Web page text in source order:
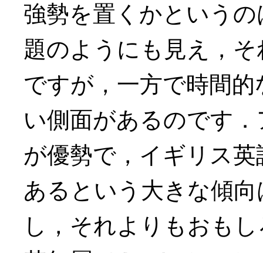
強勢を置くかという
題のようにも見え，
ですが，一方で時間
い側面があるのです
が優勢で，イギリス
あるという大きな傾
し，それよりもおも